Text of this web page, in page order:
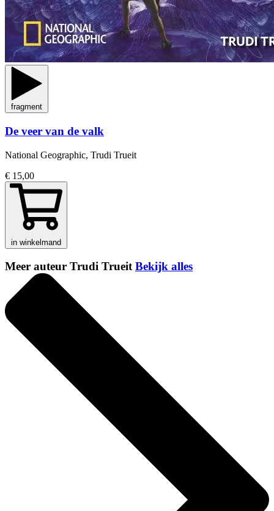
fragment
De veer van de valk
National Geographic, Trudi Trueit
€ 15,00
in winkelmand
Meer auteur Trudi TrueitBekijk alles